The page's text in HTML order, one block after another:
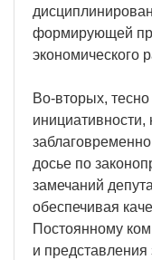
формирующей
экономического
Во-вторых, тесно
инициативности,
досье по
замечаний
обеспечивая
Постоянному
и представления